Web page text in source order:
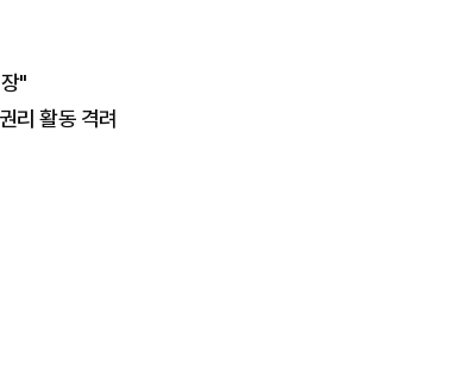
"
리 활동 격려